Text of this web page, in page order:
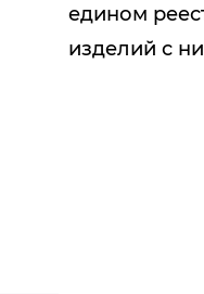
едином
изделий с